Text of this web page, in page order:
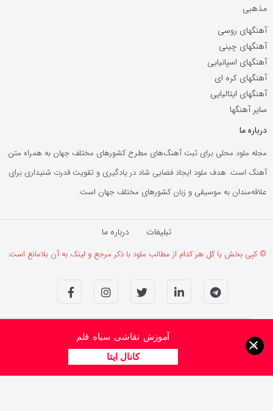
مذهبی
آهنگهای روسی
آهنگهای چینی
آهنگهای اسپانیایی
آهنگهای کره ای
آهنگهای ایتالیایی
سایر آهنگها
درباره ما
مجله ملود محلی برای ثبت آهنگ‌های مطرح کشورهای مختلف جهان به همراه متن
آهنگ است. هدف ملود ایجاد فضایی شاد در یادگیری و تقویت قدرت شنیداری برای
علاقه‌مندان به موسیقی و زبان کشورهای مختلف جهان است.
تبلیغات درباره ما
© کپی بخش یا کل هر کدام از مطالب ملود با ذکر مرجع و لینک به آن بلامانع است.
آموزش نقاشی سیاه قلم
کانال ایتا
×